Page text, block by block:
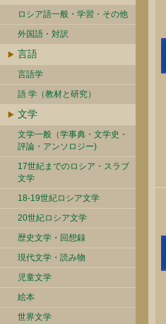
ロシア語一般・学習・その他
外国語・対訳
言語
言語学
語 学（教材と研究）
文学
文学一般（学事典・文学史・
評論・アンソロジー)
17世紀までのロシア・スラブ
文学
18-19世紀ロシア文学
20世紀ロシア文学
歴史文学・回想録
現代文学・読み物
児童文学
絵本
世界文学